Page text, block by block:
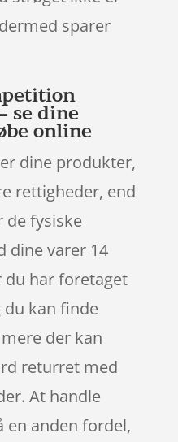
sparer
se dine
online
dine produkter,
rettigheder, end
de fysiske
dine varer 14
har foretaget
kan finde
der kan
returret med
At handle
en anden fordel,